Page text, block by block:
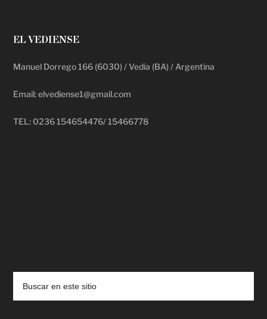
EL VEDIENSE
Manuel Dorrego 166 (6030) / Vedia (BA) / Argentina
Email: elvediense1@gmail.com
TEL: 0236 154654476/ 15466778